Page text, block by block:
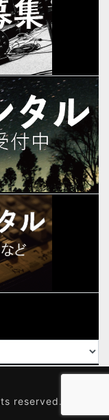
reserved.